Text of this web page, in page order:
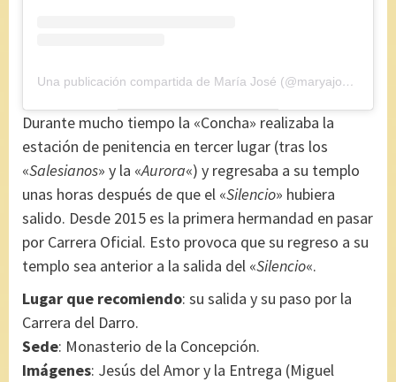
Una publicación compartida de María José (@maryajosess)
Durante mucho tiempo la «Concha» realizaba la
estación de penitencia en tercer lugar (tras los
«Salesianos» y la «Aurora«) y regresaba a su templo
unas horas después de que el «Silencio» hubiera
salido. Desde 2015 es la primera hermandad en pasar
por Carrera Oficial. Esto provoca que su regreso a su
templo sea anterior a la salida del «Silencio«.
Lugar que recomiendo: su salida y su paso por la
Carrera del Darro.
Sede: Monasterio de la Concepción.
Imágenes: Jesús del Amor y la Entrega (Miguel